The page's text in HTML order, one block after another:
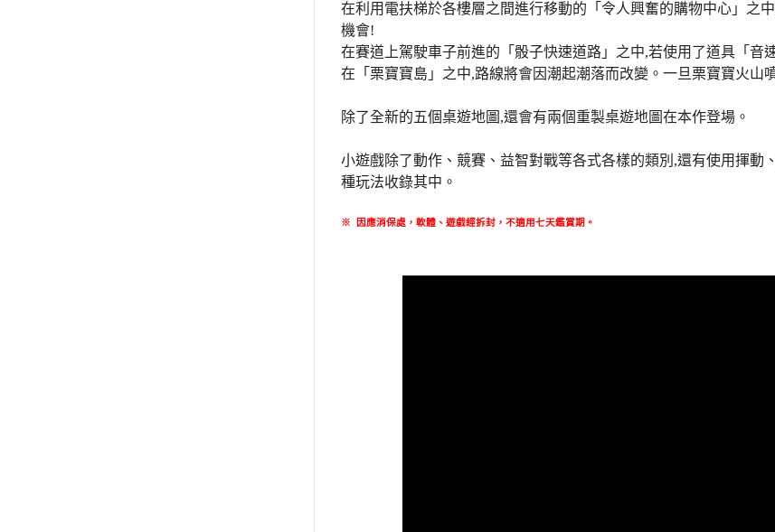
在利用電扶梯於各樓層之間進行移動的「令人興奮的購物中心」之
機會!
在賽道上駕駛車子前進的「骰子快速道路」之中,若使用了道具「音
在「栗寶寶島」之中,路線將會因潮起潮落而改變。一旦栗寶寶火山
除了全新的五個桌遊地圖,還會有兩個重製桌遊地圖在本作登場。
小遊戲除了動作、競賽、益智對戰等各式各樣的類別,還有使用揮動
種玩法收錄其中。
※ 因應消保處，軟體、遊戲經拆封，不適用七天鑑賞期 。